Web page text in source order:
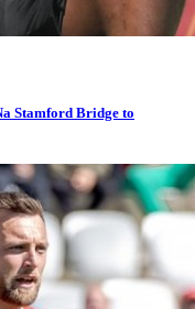
Stamford Bridge to